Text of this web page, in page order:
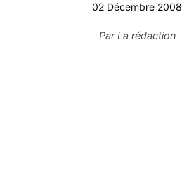
02 Décembre 2008
ParLa rédaction